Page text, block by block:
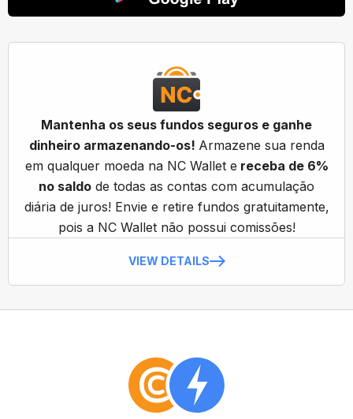
Mantenha os seus fundos seguros e ganhe
dinheiro armazenando-os! Armazene sua renda
em qualquer moeda na NC Wallet e receba de 6%
no saldo de todas as contas com acumulação
diária de juros! Envie e retire fundos gratuitamente,
pois a NC Wallet não possui comissões!
VIEW DETAILS